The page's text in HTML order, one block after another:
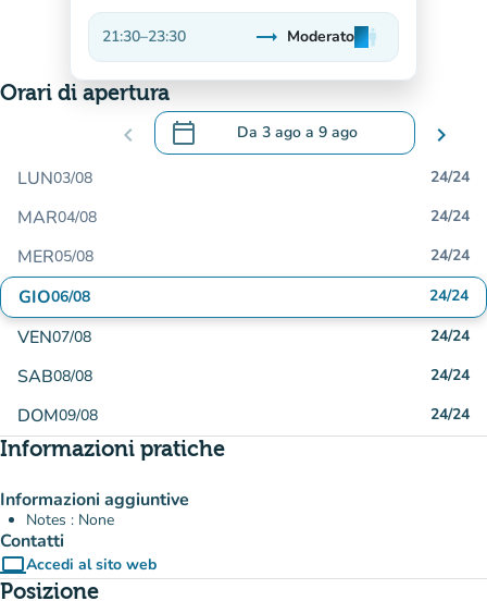
21:30–23:30 trending_flat
Stabile
Moderatoman
man
man
Orari di apertura
chevron_left calendar_today Da 3 ago a 9 ago
.Aprire il calendario per modificare le
chevron_right
LUN03/08 24/24
MAR04/08 24/24
MER05/08 24/24
GIO06/08 24/24
VEN07/08 24/24
SAB08/08 24/24
DOM09/08 24/24
Informazioni pratiche
Informazioni aggiuntive
Notes : None
Contatti
computerAccedi al sito web
(nuova scheda)
Posizione